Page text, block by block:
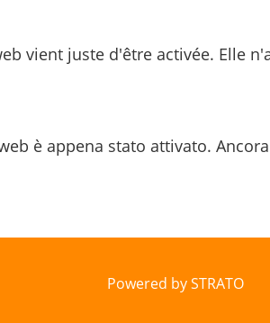
vient juste d'être activée. Elle
è appena stato attivato.
Powered by STRATO